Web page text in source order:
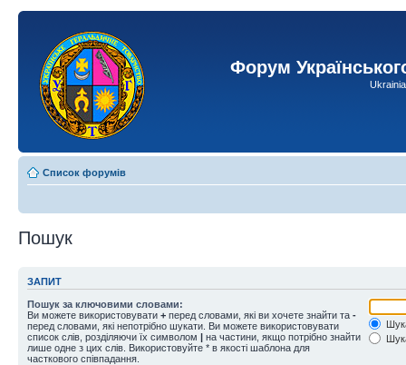
Форум
Список форумів
Пошук
ЗАПИТ
Пошук за ключовими словами:
Ви можете використовувати + перед словами, які ви хочете знайти та -
перед словами, які непотрібно шукати. Ви можете використовувати
список слів, розділяючи їх символом | на частини, якщо потрібно знайти
лише одне з цих слів. Використовуйте * в якості шаблона для
часткового співпадання.